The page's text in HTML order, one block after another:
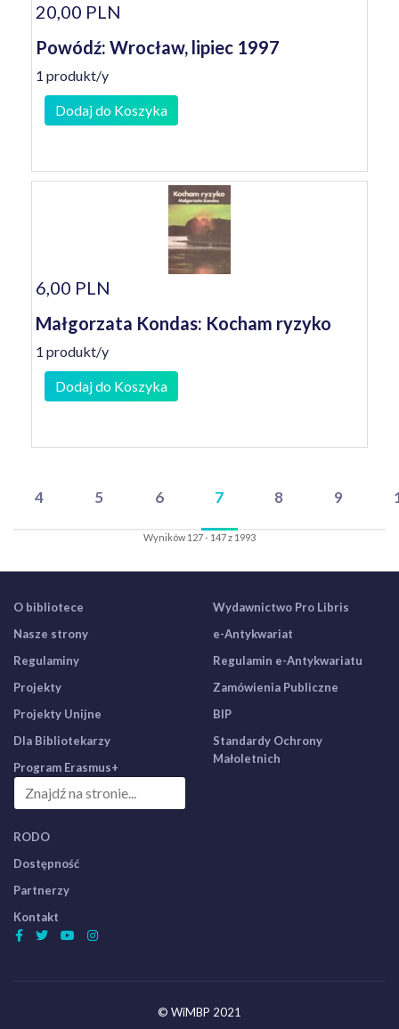
20,00 PLN
Powódź: Wrocław, lipiec 1997
1 produkt/y
Dodaj do Koszyka
6,00 PLN
Małgorzata Kondas: Kocham ryzyko
1 produkt/y
Dodaj do Koszyka
4 5 6 7 8 9
Wyników 127 - 147 z 1993
O bibliotece
Nasze strony
Regulaminy
Projekty
Projekty Unijne
Dla Bibliotekarzy
Program Erasmus+
Wydawnictwo Pro Libris
e-Antykwariat
Regulamin e-Antykwariatu
Zamówienia Publiczne
BIP
Standardy Ochrony
Małoletnich
RODO
Dostępność
Partnerzy
Kontakt
© WiMBP 2021